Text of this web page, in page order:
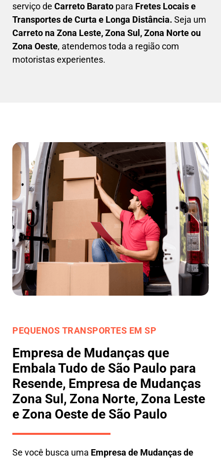
serviço de Carreto Barato para Fretes Locais e
Transportes de Curta e Longa Distância. Seja um
Carreto na Zona Leste, Zona Sul, Zona Norte ou
Zona Oeste, atendemos toda a região com
motoristas experientes.
PEQUENOS TRANSPORTES EM SP
Empresa de Mudanças que
Embala Tudo de São Paulo para
Resende, Empresa de Mudanças
Zona Sul, Zona Norte, Zona Leste
e Zona Oeste de São Paulo
Se você busca uma Empresa de Mudanças de